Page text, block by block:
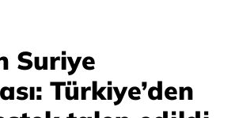
Suriye
Türkiye’den